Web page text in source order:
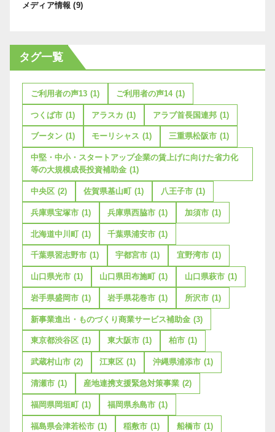
メディア情報 (9)
タグ一覧
ご利用者の声13 (1) ご利用者の声14 (1)
つくば市 (1) アラスカ (1) アラブ首長国連邦 (1)
ブータン (1) モーリシャス (1) 三重県松阪市 (1)
中堅・中小・スタートアップ企業の賃上げに向けた省力化
等の大規模成長投資補助金 (1)
中央区 (2) 佐賀県基山町 (1) 八王子市 (1)
兵庫県宝塚市 (1) 兵庫県西脇市 (1) 加須市 (1)
北海道中川町 (1) 千葉県浦安市 (1)
千葉県習志野市 (1) 宇都宮市 (1) 宜野湾市 (1)
山口県光市 (1) 山口県田布施町 (1) 山口県萩市 (1)
岩手県盛岡市 (1) 岩手県花巻市 (1) 所沢市 (1)
新事業進出・ものづくり商業サービス補助金 (3)
東京都渋谷区 (1) 東大阪市 (1) 柏市 (1)
武蔵村山市 (2) 江東区 (1) 沖縄県浦添市 (1)
清瀬市 (1) 産地連携支援緊急対策事業 (2)
福岡県岡垣町 (1) 福岡県糸島市 (1)
福島県会津若松市 (1) 稲敷市 (1) 船橋市 (1)